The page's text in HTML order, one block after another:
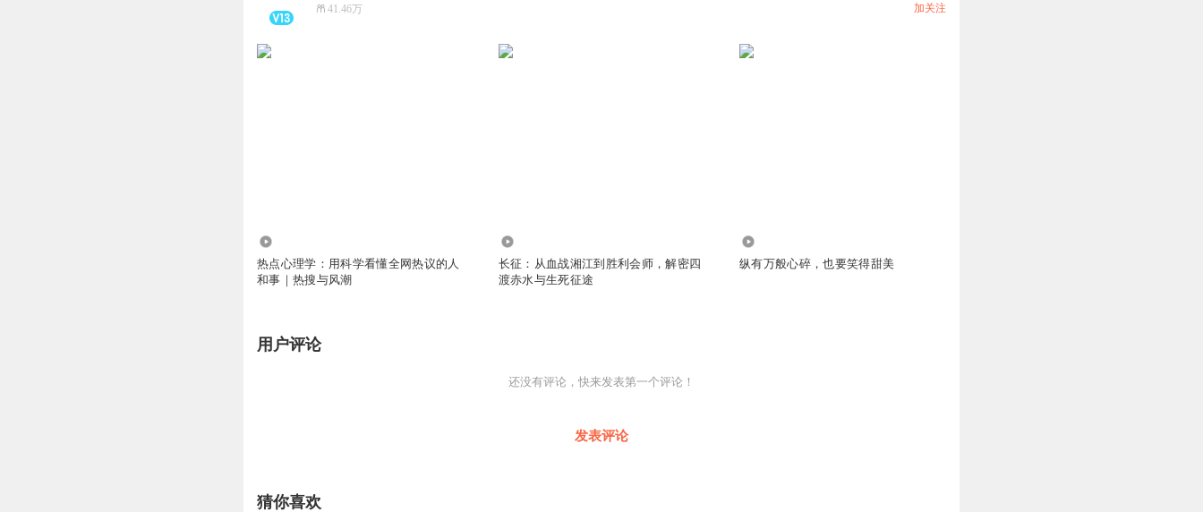
41.46万 加关注
热点心理学：用科学看懂全网热议的人
和事｜热搜与风潮
长征：从血战湘江到胜利会师，解密四
渡赤水与生死征途
纵有万般心碎，也要笑得甜美
用户评论
还没有评论，快来发表第一个评论！
发表评论
猜你喜欢